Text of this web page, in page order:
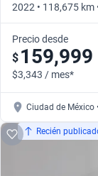
2022 • 118,675 km
Precio desde
$ 159,999
$3,343 / mes*
Ciudad de México
Recién